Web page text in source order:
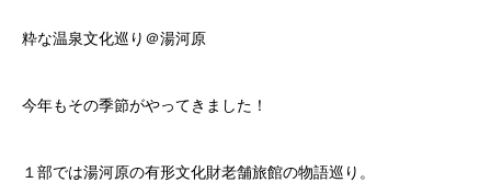
粋な温泉文化巡り＠湯河原
今年もその季節がやってきました！
１部では湯河原の有形文化財老舗旅館の物語巡り。